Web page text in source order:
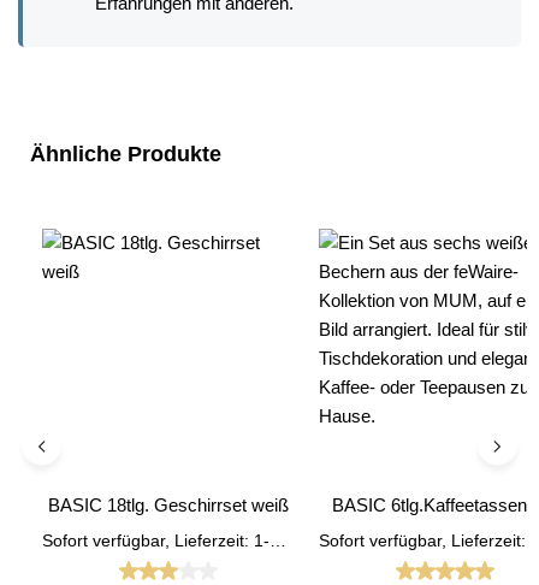
Produktgalerie überspringen
Ähnliche Produkte
BASIC 18tlg. Geschirrset weiß
Sofort verfügbar, Lieferzeit: 1-3 Tage
Durchschnittliche Bewertung von 3 von 5
BASIC 6tlg.Kaffeetassen